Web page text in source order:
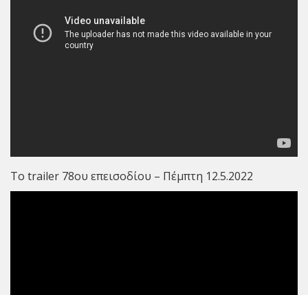
To trailer 78ου επεισοδίου – Πέμπτη 12.5.2022